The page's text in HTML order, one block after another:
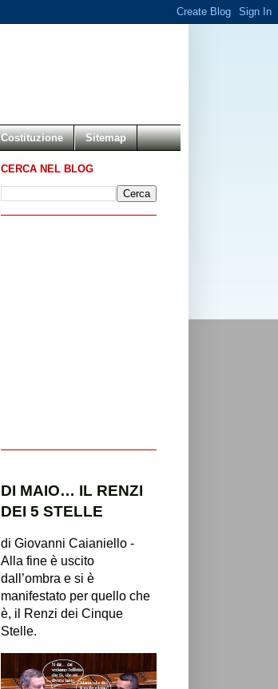
Costituzione Sitemap
CERCA NEL BLOG
DI MAIO… IL RENZI
DEI 5 STELLE
di Giovanni Caianiello -
Alla fine è uscito
dall’ombra e si è
manifestato per quello che
è, il Renzi dei Cinque
Stelle.